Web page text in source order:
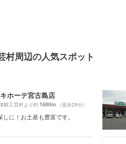
村周辺の人気スポット
ホーテ宮古島店
験工芸村より約1680m （徒歩29分）
しに！お土産も豊富です。